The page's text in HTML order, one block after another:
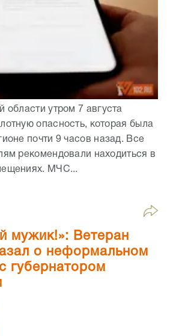
области утром 7 августа
опасность, которая была
почти 9 часов назад. Все
рекомендовали находиться в
МЧС...
мужик!»: Ветеран
о неформальном
губернатором